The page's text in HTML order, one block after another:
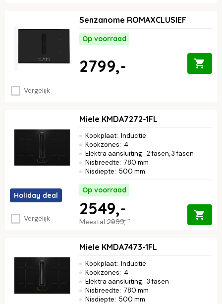
Vergelijk
Senzanome ROMAXCLUSIEF
Op voorraad
2799,-
Holiday deal
Vergelijk
Miele KMDA7272-1FL
Kookplaat: Inductie
Kookzones: 4
Elektra aansluiting: 2 fasen, 3 fasen
Nisbreedte: 780 mm
Nisdiepte: 500 mm
Op voorraad
Meestal 2999,-
2549,-
Miele KMDA7473-1FL
Kookplaat: Inductie
Kookzones: 4
Elektra aansluiting: 3 fasen
Nisbreedte: 780 mm
Nisdiepte: 500 mm